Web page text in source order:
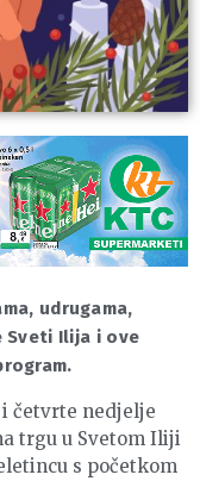
udrugama,
Sveti Ilija i ove
četvrte nedjelje
trgu u Svetom Iliji
s početkom